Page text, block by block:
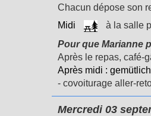
Chacun dépose son
Midi
à la salle
Pour que Marianne
Après le repas, café-
Après midi :
- covoiturage aller-
Mercredi 03